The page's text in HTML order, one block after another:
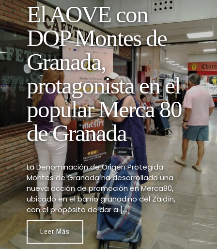
El AOVE con
DOP Montes de
Granada,
protagonista en el
popular Merca 80
de Granada
La Denominación de Origen Protegida
Montes de Granada ha desarrollado una
nueva acción de promoción en Merca80,
ubicado en el barrio granadino del Zaidín,
con el propósito de dar a […]
Leer Más